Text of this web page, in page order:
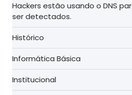
Hackers estão usando o DNS
ser detectados.
Histórico
Informática Básica
Institucional